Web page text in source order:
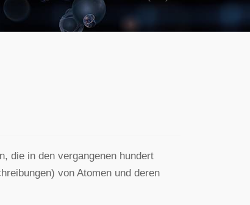
Previous
Next
die in den vergangenen hundert
von Atomen und deren